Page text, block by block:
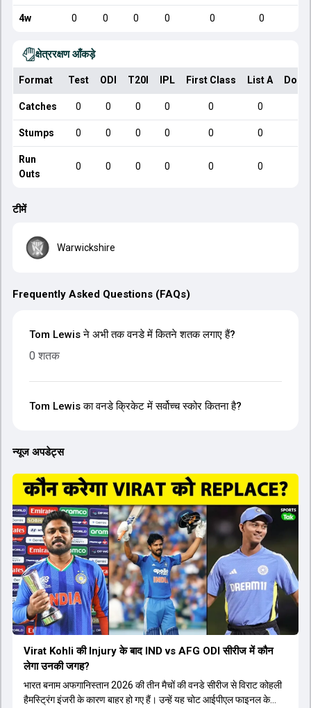
4w 0 0 0 0 0 0
क्षेत्ररक्षण आँकड़े
Format Test ODI T20I IPL First Class List A
Catches 0 0 0 0 0 0
Stumps 0 0 0 0 0 0
Run
Outs
0 0 0 0 0 0
टीमें
Warwickshire
Frequently Asked Questions (FAQs)
Tom Lewis ने अभी तक वनडे में कितने शतक लगाए हैं?
0 शतक
Tom Lewis का वनडे क्रिकेट में सर्वोच्च स्कोर कितना है?
न्यूज अपडेट्स
Virat Kohli की Injury के बाद IND vs AFG ODI सीरीज में कौन
लेगा उनकी जगह?
भारत बनाम अफगानिस्तान 2026 की तीन मैचों की वनडे सीरीज से विराट कोहली
हैमस्ट्रिंग इंजरी के कारण बाहर हो गए हैं। उन्हें यह चोट आईपीएल फाइनल के